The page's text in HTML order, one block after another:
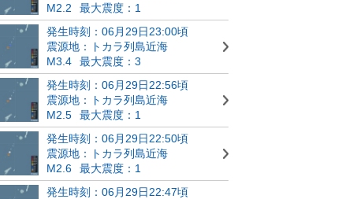
M2.2
最大震度：1
発生時刻：06月29日23:00頃
震源地：トカラ列島近海
M3.4
最大震度：3
発生時刻：06月29日22:56頃
震源地：トカラ列島近海
M2.5
最大震度：1
発生時刻：06月29日22:50頃
震源地：トカラ列島近海
M2.6
最大震度：1
発生時刻：06月29日22:47頃